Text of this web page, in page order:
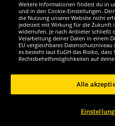
Werde
Copyright © 2024 Sportspar GmbH,
*Alle Preise inkl. gesetzl. Mehrwertsteuer
Weitere Informationen findest du in
und in den Cookie-Einstellungen.
die Nutzung unserer Website nicht
jederzeit mit Wirkung für die Zukunft
widerrufen. Je nach Anbieter schließt
Verarbeitung deiner Daten in einem
EU vergleichbares
es besteht laut EuGH das Risiko,
Rechtsbehelfsmöglichkeiten auf
Alle